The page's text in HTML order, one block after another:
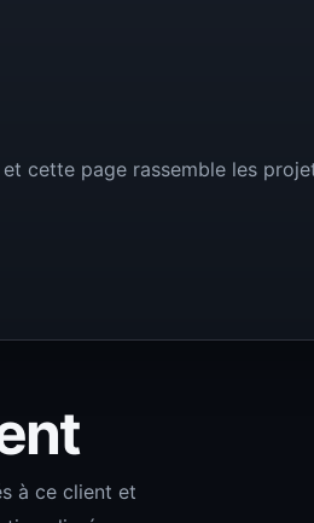
cette page rassemble les
à ce client et